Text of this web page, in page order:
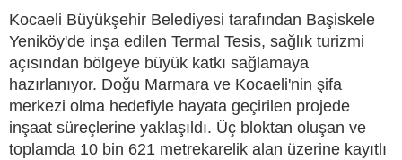
Kocaeli Büyükşehir Belediyesi tarafından Başiskele
Yeniköy'de inşa edilen Termal Tesis, sağlık turizmi
açısından bölgeye büyük katkı sağlamaya
hazırlanıyor. Doğu Marmara ve Kocaeli'nin şifa
merkezi olma hedefiyle hayata geçirilen projede
inşaat süreçlerine yaklaşıldı. Üç bloktan oluşan ve
toplamda 10 bin 621 metrekarelik alan üzerine kayıtlı